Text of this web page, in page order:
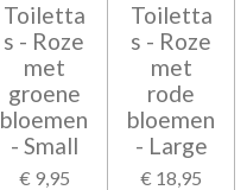
Toiletta
s - Roze
met
groene
bloemen
- Small
€ 9,95
Toiletta
s - Roze
met
rode
bloemen
- Large
€ 18,95